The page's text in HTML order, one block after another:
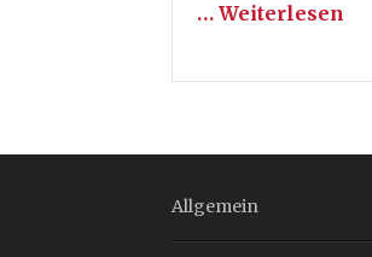
… Weiterlesen
Allgemein